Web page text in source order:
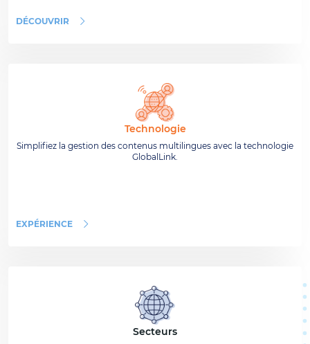
DÉCOUVRIR
Technologie
Simplifiez la gestion des contenus multilingues avec la technologie
GlobalLink.
EXPÉRIENCE
Secteurs